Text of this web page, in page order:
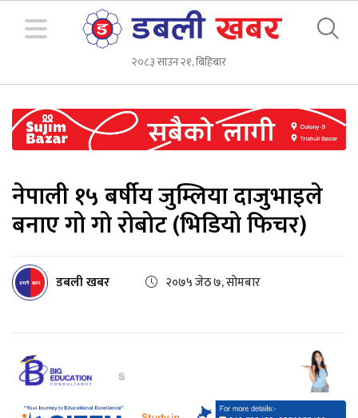
२०८३ साउन २१, बिहिबार
नेपाली १५ बर्षीय जुम्लिया दाजुभाइले
बनाए गो गो रोबोट (भिडियो फिचर)
डबली खबर २०७५ जेठ ७, सोमबार